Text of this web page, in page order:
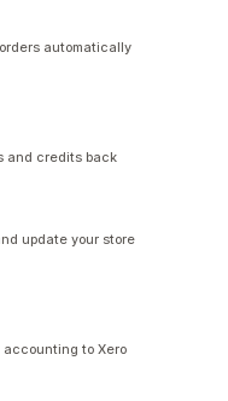
automatically
and credits back
update your store
accounting to Xero